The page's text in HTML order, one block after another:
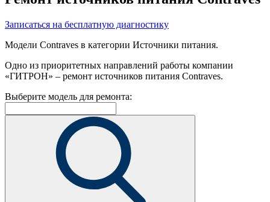
Записаться на бесплатную диагностику
Модели Contraves в категории Источники питания.
Одно из приоритетных направлений работы компании
«ГИТРОН» – ремонт источников питания Contraves.
Выберите модель для ремонта: